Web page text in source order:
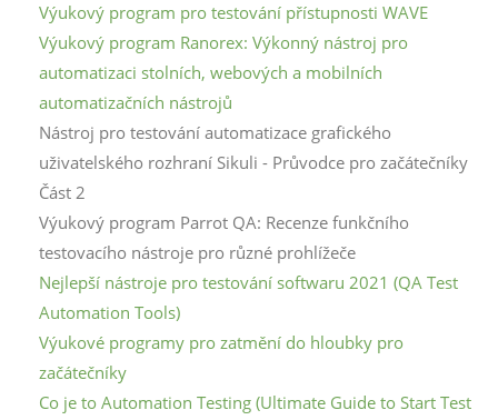
Výukový program pro testování přístupnosti WAVE
Výukový program Ranorex: Výkonný nástroj pro
automatizaci stolních, webových a mobilních
automatizačních nástrojů
Nástroj pro testování automatizace grafického
uživatelského rozhraní Sikuli - Průvodce pro začátečníky
Část 2
Výukový program Parrot QA: Recenze funkčního
testovacího nástroje pro různé prohlížeče
Nejlepší nástroje pro testování softwaru 2021 (QA Test
Automation Tools)
Výukové programy pro zatmění do hloubky pro
začátečníky
Co je to Automation Testing (Ultimate Guide to Start Test